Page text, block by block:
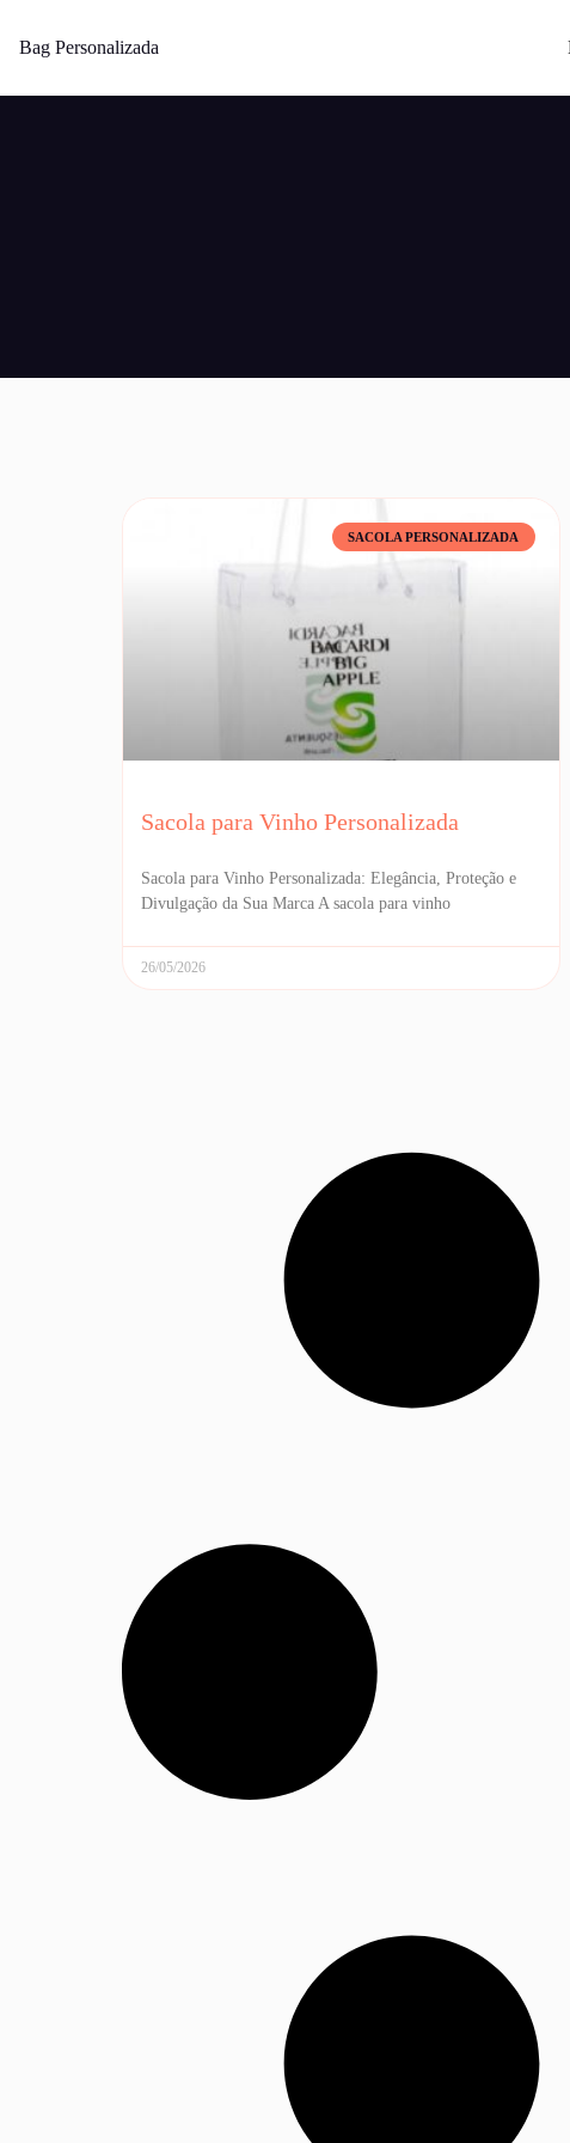
Bag Personalizada
SACOLA PERSONALIZADA
Sacola para Vinho Personalizada
Sacola para Vinho Personalizada: Elegância, Proteção e
Divulgação da Sua Marca A sacola para vinho
26/05/2026